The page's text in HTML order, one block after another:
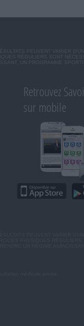
PEUVENT VARIER
RÉGULIERS SONT
UN PROGRAMME
Retrouvez
sur mobile